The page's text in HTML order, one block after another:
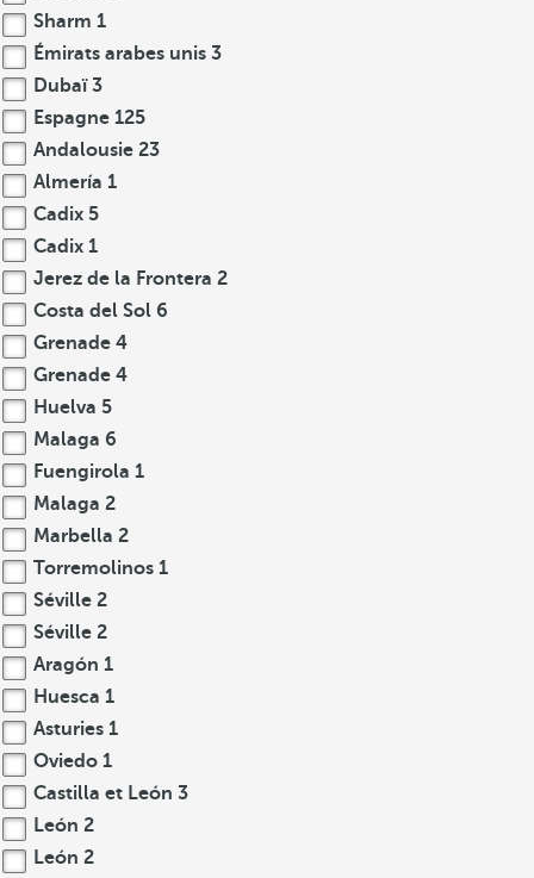
Sharm 1
Émirats arabes unis 3
Dubaï3
Espagne 125
Andalousie 23
Almería 1
Cadix 5
Cadix 1
Jerez de la Frontera 2
Costa del Sol 6
Grenade 4
Grenade 4
Huelva 5
Malaga 6
Fuengirola 1
Malaga 2
Marbella 2
Torremolinos 1
Séville 2
Séville 2
Aragón 1
Huesca 1
Asturies 1
Oviedo 1
Castilla et León 3
León 2
León 2